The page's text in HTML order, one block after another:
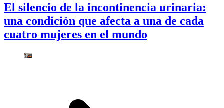
El silencio de la incontinencia urinaria:
una condición que afecta a una de cada
cuatro mujeres en el mundo